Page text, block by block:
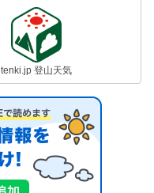
tenki.jp 登山天気